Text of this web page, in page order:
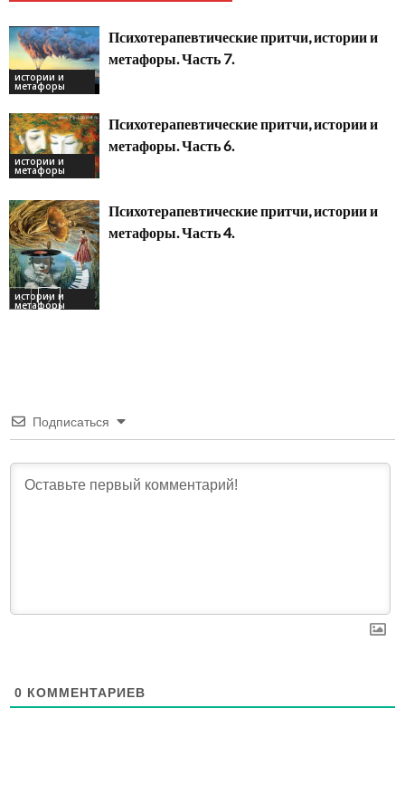
истории и
метафоры
Психотерапевтические притчи, истории и
метафоры. Часть 7.
истории и
метафоры
Психотерапевтические притчи, истории и
метафоры. Часть 6.
истории и
метафоры
Психотерапевтические притчи, истории и
метафоры. Часть 4.
Подписаться
0 КОММЕНТАРИЕВ